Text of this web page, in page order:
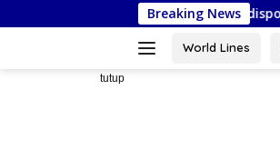
ke
Breaking News
Jakarta, Kadispora Sulsel Beri Apresiasi
World Lines
tutup